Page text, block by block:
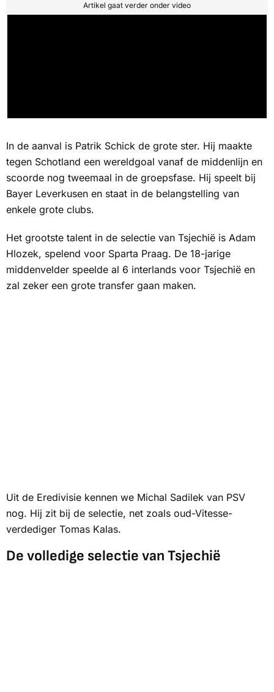
Artikel gaat verder onder video
In de aanval is Patrik Schick de grote ster. Hij maakte
tegen Schotland een wereldgoal vanaf de middenlijn en
scoorde nog tweemaal in de groepsfase. Hij speelt bij
Bayer Leverkusen en staat in de belangstelling van
enkele grote clubs.
Het grootste talent in de selectie van Tsjechië is Adam
Hlozek, spelend voor Sparta Praag. De 18-jarige
middenvelder speelde al 6 interlands voor Tsjechië en
zal zeker een grote transfer gaan maken.
Uit de Eredivisie kennen we Michal Sadilek van PSV
nog. Hij zit bij de selectie, net zoals oud-Vitesse-
verdediger Tomas Kalas.
De volledige selectie van Tsjechië